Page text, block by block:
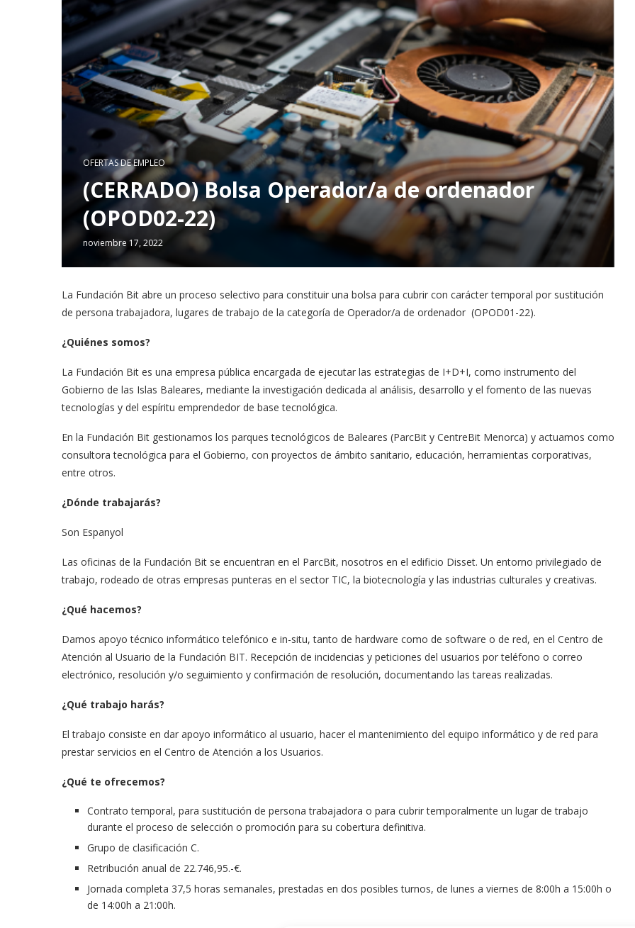
OFERTAS DE EMPLEO
(CERRADO) Bolsa Operador/a de ordenador
(OPOD02-22)
noviembre 17, 2022
La Fundación Bit abre un proceso selectivo para constituir una bolsa para cubrir con carácter temporal por sustitución
de persona trabajadora, lugares de trabajo de la categoría de Operador/a de ordenador (OPOD01-22).
¿Quiénes somos?
La Fundación Bit es una empresa pública encargada de ejecutar las estrategias de I+D+I, como instrumento del
Gobierno de las Islas Baleares, mediante la investigación dedicada al análisis, desarrollo y el fomento de las nuevas
tecnologías y del espíritu emprendedor de base tecnológica.
En la Fundación Bit gestionamos los parques tecnológicos de Baleares (ParcBit y CentreBit Menorca) y actuamos como
consultora tecnológica para el Gobierno, con proyectos de ámbito sanitario, educación, herramientas corporativas,
entre otros.
¿Dónde trabajarás?
Son Espanyol
Las oficinas de la Fundación Bit se encuentran en el ParcBit, nosotros en el edificio Disset. Un entorno privilegiado de
trabajo, rodeado de otras empresas punteras en el sector TIC, la biotecnología y las industrias culturales y creativas.
¿Qué hacemos?
Damos apoyo técnico informático telefónico e in-situ, tanto de hardware como de software o de red, en el Centro de
Atención al Usuario de la Fundación BIT. Recepción de incidencias y peticiones del usuarios por teléfono o correo
electrónico, resolución y/o seguimiento y confirmación de resolución, documentando las tareas realizadas.
¿Qué trabajo harás?
El trabajo consiste en dar apoyo informático al usuario, hacer el mantenimiento del equipo informático y de red para
prestar servicios en el Centro de Atención a los Usuarios.
¿Qué te ofrecemos?
Contrato temporal, para sustitución de persona trabajadora o para cubrir temporalmente un lugar de trabajo
durante el proceso de selección o promoción para su cobertura definitiva.
Grupo de clasificación C.
Retribución anual de 22.746,95.-€.
Jornada completa 37,5 horas semanales, prestadas en dos posibles turnos, de lunes a viernes de 8:00h a 15:00h o
de 14:00h a 21:00h.